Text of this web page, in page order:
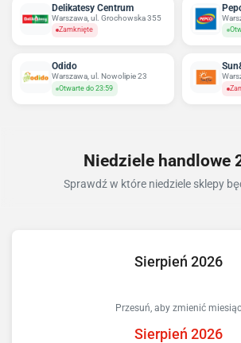
Delikatesy Centrum
Warszawa, ul. Grochowska 355
Zamknięte
Odido
Warszawa, ul. Nowolipie 23
Otwarte do 23:59
Niedziele handlowe
Sprawdź w które niedziele sklepy
Sierpień 2026
Przesuń, aby zmienić miesiąc
Sierpień 2026